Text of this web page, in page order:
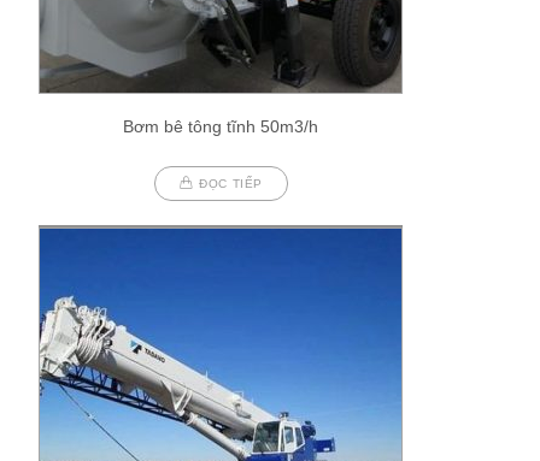
Bơm bê tông tĩnh 50m3/h
ĐỌC TIẾP